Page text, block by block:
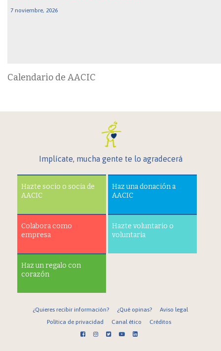
7 noviembre, 2026
Calendario de AACIC
Implícate, mucha gente te lo agradecerá
Hazte socio o socia de
AACIC
Haz una donación a
AACIC
Colabora como
empresa
Hazte voluntario o
voluntaria
Haz un regalo con
corazón
¿Quieres recibir información? ¿Qué opinas?
Aviso legal
Política de privacidad
Canal ético Créditos